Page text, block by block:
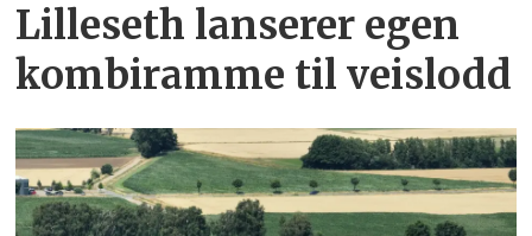
Lilleseth lanserer egen
kombi­ramme til veislodd